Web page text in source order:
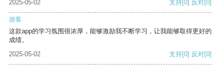
2025-05-02
支持[0] 反对[0]
游客
这款app的学习氛围很浓厚，能够激励我不断学习，让我能够取得更好的
成绩。
2025-05-02
支持[0] 反对[0]